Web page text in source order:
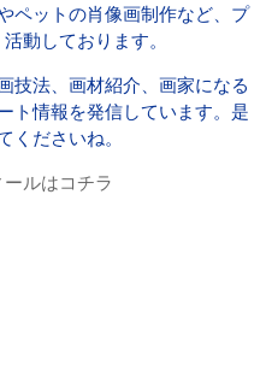
ペットの肖像画制作など、プ
動しております。
技法、画材紹介、画家になる
ト情報を発信しています。是
くださいね。
ルはコチラ